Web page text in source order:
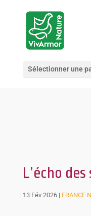
Sélectionner une
L’écho
13 Fév 2026| FRANCE